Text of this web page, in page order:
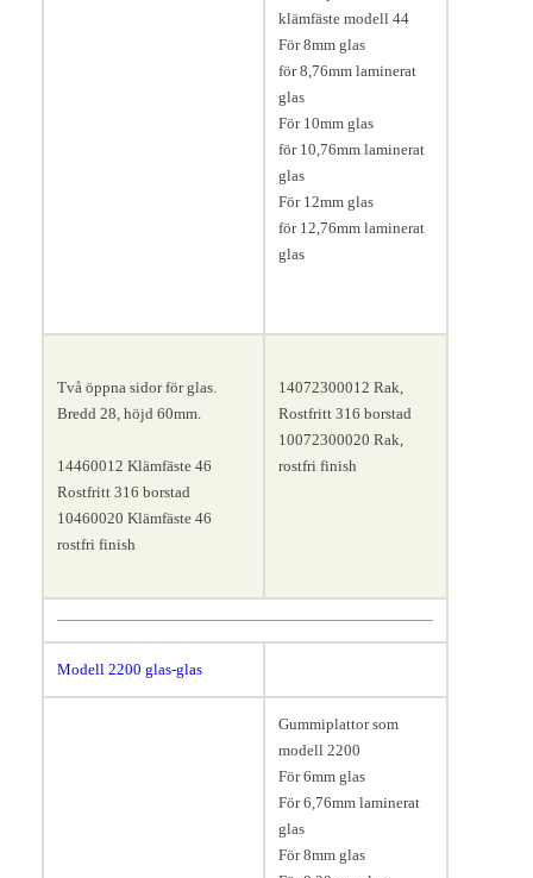
klämfäste modell 44
För 8mm glas
för 8,76mm laminerat
glas
För 10mm glas
för 10,76mm laminerat
glas
För 12mm glas
för 12,76mm laminerat
glas
Två öppna sidor för glas.
Bredd 28, höjd 60mm.
14460012 Klämfäste 46
Rostfritt 316 borstad
10460020 Klämfäste 46
rostfri finish
14072300012 Rak,
Rostfritt 316 borstad
10072300020 Rak,
rostfri finish
Modell 2200 glas-glas
Gummiplattor som
modell 2200
För 6mm glas
För 6,76mm laminerat
glas
För 8mm glas